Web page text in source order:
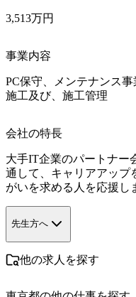
3,513万円
事業内容
PC保守、メンテナンス
施工及び、施工管理
会社の特長
大手IT企業のパートナー
通して、キャリアアップ
がいを求める人を応援し
先生方へ
他の求人を探す